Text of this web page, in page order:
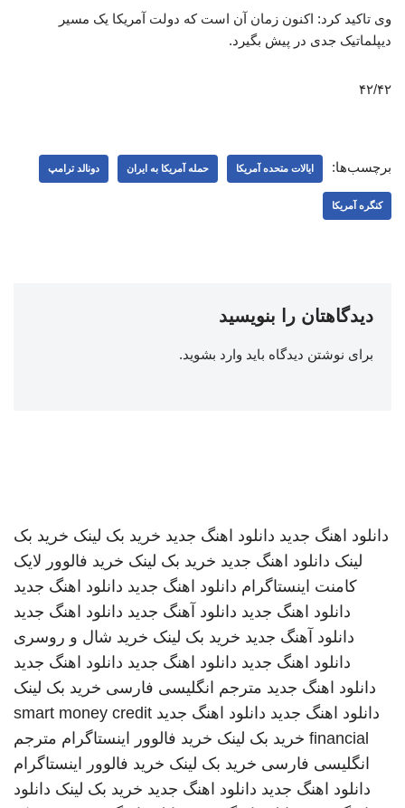
وی تاکید کرد: اکنون زمان آن است که دولت آمریکا یک مسیر
دیپلماتیک جدی در پیش بگیرد.
۴۲/۴۲
برچسب‌ها: ایالات متحده آمریکا حمله آمریکا به ایران دونالد ترامپ
کنگره آمریکا
دیدگاهتان را بنویسید
برای نوشتن دیدگاه باید وارد بشوید.
دانلود اهنگ جدید دانلود اهنگ جدید خرید بک لینک خرید بک
لینک دانلود اهنگ جدید خرید بک لینک خرید فالوور لایک
کامنت اینستاگرام دانلود اهنگ جدید دانلود اهنگ جدید
دانلود اهنگ جدید دانلود آهنگ جدید دانلود اهنگ جدید
دانلود آهنگ جدید خرید بک لینک خرید شال و روسری
دانلود اهنگ جدید دانلود اهنگ جدید دانلود اهنگ جدید
دانلود اهنگ جدید مترجم انگلیسی فارسی خرید بک لینک
دانلود اهنگ جدید دانلود اهنگ جدید smart money credit
financial خرید بک لینک خرید فالوور اینستاگرام مترجم
انگلیسی فارسی خرید بک لینک خرید فالوور اینستاگرام
دانلود اهنگ جدید دانلود اهنگ جدید خرید بک لینک دانلود